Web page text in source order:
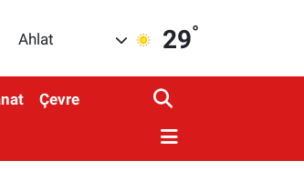
Ahlat 29°
Çevre